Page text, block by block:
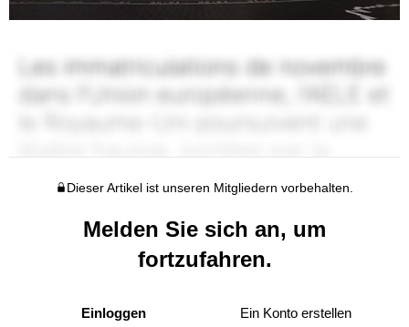
Dieser Artikel ist unseren Mitgliedern vorbehalten.
Melden Sie sich an, um
fortzufahren.
Einloggen Ein Konto erstellen